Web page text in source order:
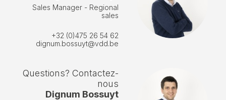
Sales Manager - Regional
sales
+32 (0)475 26 54 62
dignum.bossuyt@vdd.be
Questions? Contactez-
nous
Dignum Bossuyt